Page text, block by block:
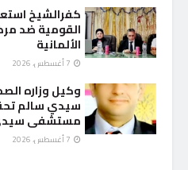
كفرالشيخ
القومية ضد
الألمانية
وكيل وزاره
سيدي سالم
مستشفى